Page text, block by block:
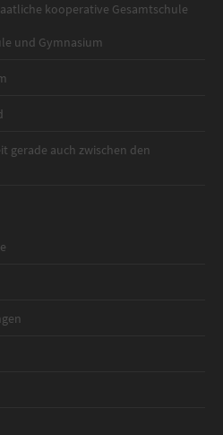
kooperative Gesamtschule
und Gymnasium
gerade auch zwischen den